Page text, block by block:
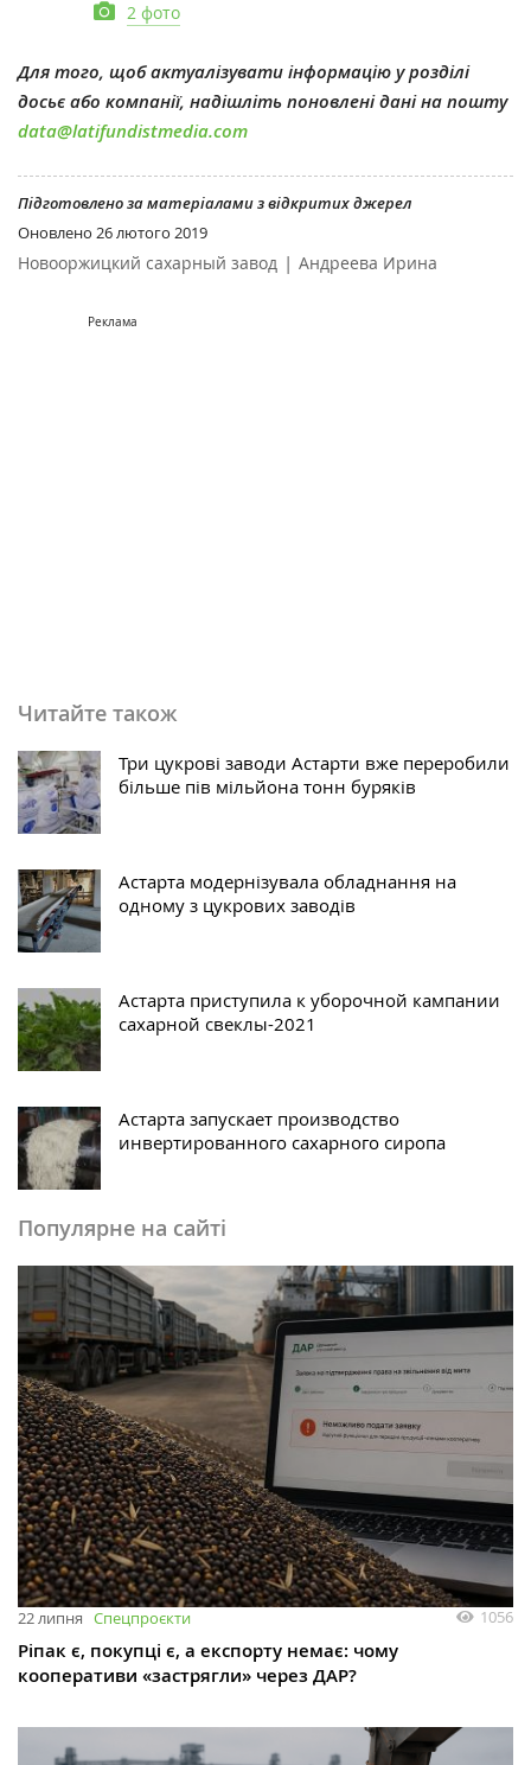
2 фото
Для того, щоб актуалізувати інформацію у розділі
досьє або компанії, надішліть поновлені дані на пошту
data@latifundistmedia.com
Підготовлено за матеріалами з відкритих джерел
Оновлено 26 лютого 2019
Новооржицкий сахарный завод | Андреева Ирина
Реклама
Читайте також
Три цукрові заводи Астарти вже переробили
більше пів мільйона тонн буряків
Астарта модернізувала обладнання на
одному з цукрових заводів
Астарта приступила к уборочной кампании
сахарной свеклы-2021
Астарта запускает производство
инвертированного сахарного сиропа
Популярне на сайті
22 липня Спецпроєкти 1056
Ріпак є, покупці є, а експорту немає: чому
кооперативи «застрягли» через ДАР?